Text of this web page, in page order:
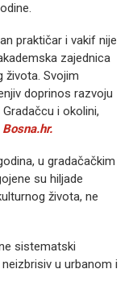
praktičar i vakif nije
zajednica
života. Svojim
doprinos razvoju
i okolini,
Bosna.hr.
u gradačačkim
su hiljade
života, ne
sistematski
u urbanom i